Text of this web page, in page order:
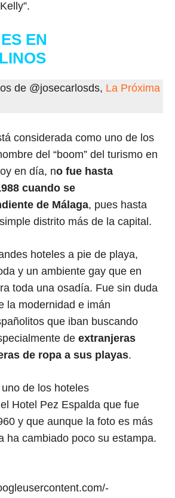
EN
de @josecarlosds, La Próxima
considerada como uno de los
del “boom” del turismo en
en día, no fue hasta
cuando se
de Málaga, pues hasta
distrito más de la capital.
hoteles a pie de playa,
y un ambiente gay que en
toda una osadía. Fue sin duda
la modernidad e imán
que iban buscando
de extranjeras
de ropa a sus playas.
de los hoteles
Hotel Pez Espalda que fue
y que aunque la foto es más
ha cambiado poco su estampa.